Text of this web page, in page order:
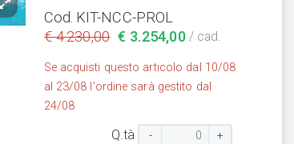
Cod. KIT-NCC-PROL
€ 4.230,00 € 3.254,00/ cad.
Se acquisti questo articolo dal 10/08
al 23/08 l'ordine sarà gestito dal
24/08
Q.tà - +